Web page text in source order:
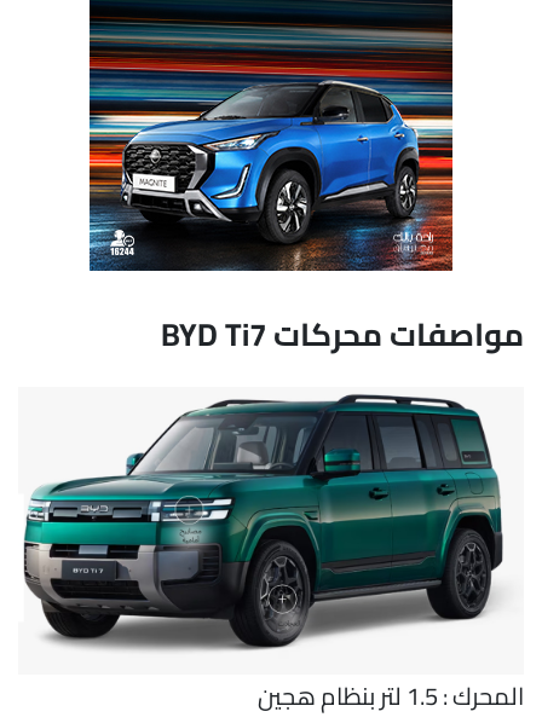
مواصفات محركات BYD Ti7
المحرك : 1.5 لتر بنظام هجين